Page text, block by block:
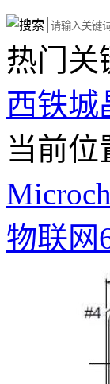
热门关
西铁城
当前位
物联网